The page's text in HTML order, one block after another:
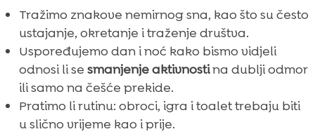
Tražimo znakove nemirnog sna, kao što su često
ustajanje, okretanje i traženje društva.
Uspoređujemo dan i noć kako bismo vidjeli
odnosi li se smanjenje aktivnostina dublji odmor
ili samo na češće prekide.
Pratimo li rutinu: obroci, igra i toalet trebaju biti
u slično vrijeme kao i prije.